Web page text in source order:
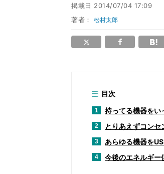
掲載日 2014/07/04 17:09
著者：松村太郎
目次
1 持ってる機器をい
2 とりあえずコンセ
3 あらゆる機器を
4 今後のエネルギー